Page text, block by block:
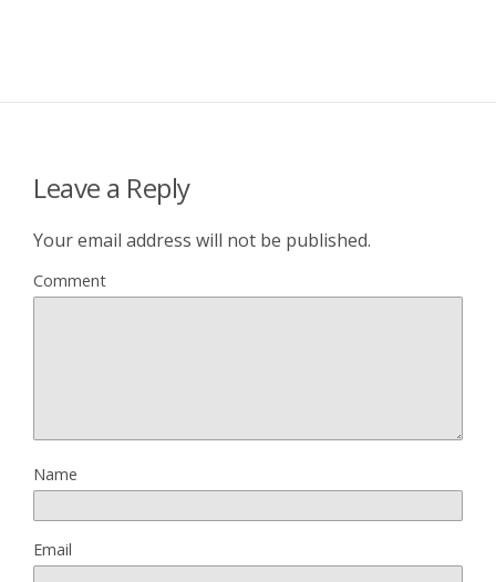
Leave a Reply
Your email address will not be published.
Comment
Name
Email